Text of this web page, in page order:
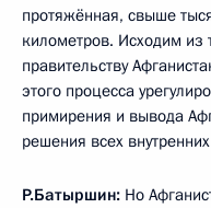
протяжённая, свыше
километров. Исходим из
правительству
этого процесса
примирения и вывода
решения всех
Р.Батыршин: Но